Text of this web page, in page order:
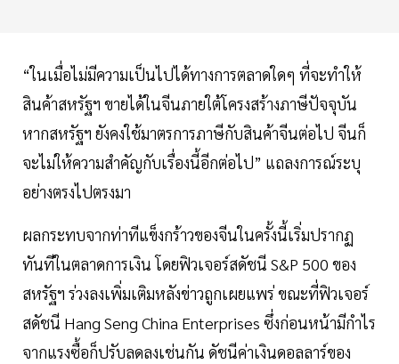
“ในเมื่อไม่มีความเป็นไปได้ทางการตลาดใดๆ ที่จะทำให้
สินค้าสหรัฐฯ ขายได้ในจีนภายใต้โครงสร้างภาษีปัจจุบัน
หากสหรัฐฯ ยังคงใช้มาตรการภาษีกับสินค้าจีนต่อไป จีนก็
จะไม่ให้ความสำคัญกับเรื่องนี้อีกต่อไป” แถลงการณ์ระบุ
อย่างตรงไปตรงมา
ผลกระทบจากท่าทีแข็งกร้าวของจีนในครั้งนี้เริ่มปรากฏ
ทันทีในตลาดการเงิน โดยฟิวเจอร์สดัชนี S&P 500 ของ
สหรัฐฯ ร่วงลงเพิ่มเติมหลังข่าวถูกเผยแพร่ ขณะที่ฟิวเจอร์
สดัชนี Hang Seng China Enterprises ซึ่งก่อนหน้ามีกำไร
จากแรงซื้อก็ปรับลดลงเช่นกัน ดัชนีค่าเงินดอลลาร์ของ